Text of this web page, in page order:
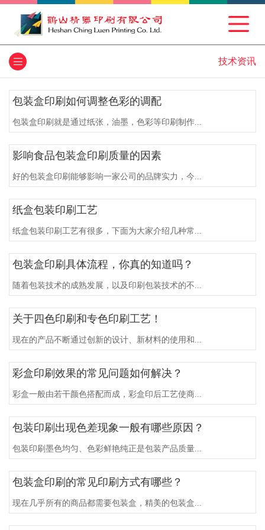
技术资讯
包装盒印刷如何调整色彩的调配
包装盒印刷就是通过纸张，油墨，色彩等印刷制作...
影响食品包装盒印刷质量的因素
好的包装盒印刷能够影响一家公司的品牌实力，今...
纸盒包装印刷工艺
纸盒包装印刷工艺有很多，下面为大家介绍几种常...
包装盒印刷具体流程，你真的知道吗？
随着包装技术的成熟发展，以及印刷包装技术的不...
关于四色印刷和专色印刷工艺！
现在的产品不断通过创新的设计、新材料的使用和...
彩盒印刷效果的常见问题如何解决？
彩盒一般由若干颜色搭配而成，彩盒印后工艺使商...
包装印刷出现色差现象一般有哪些原因？
包装印刷墨色均匀、色彩鲜艳纯正是包装产品质量...
包装盒印刷的常见印刷方式有哪些？
现在几乎所有的商品都需要包装盒，精美的包装盒...